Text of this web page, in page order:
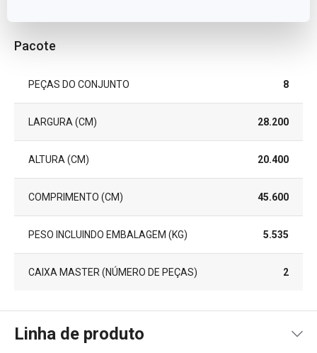
Pacote
PEÇAS DO CONJUNTO 8
LARGURA (CM) 28.200
ALTURA (CM) 20.400
COMPRIMENTO (CM) 45.600
PESO INCLUINDO EMBALAGEM (KG) 5.535
CAIXA MASTER (NÚMERO DE PEÇAS) 2
Linha de produto